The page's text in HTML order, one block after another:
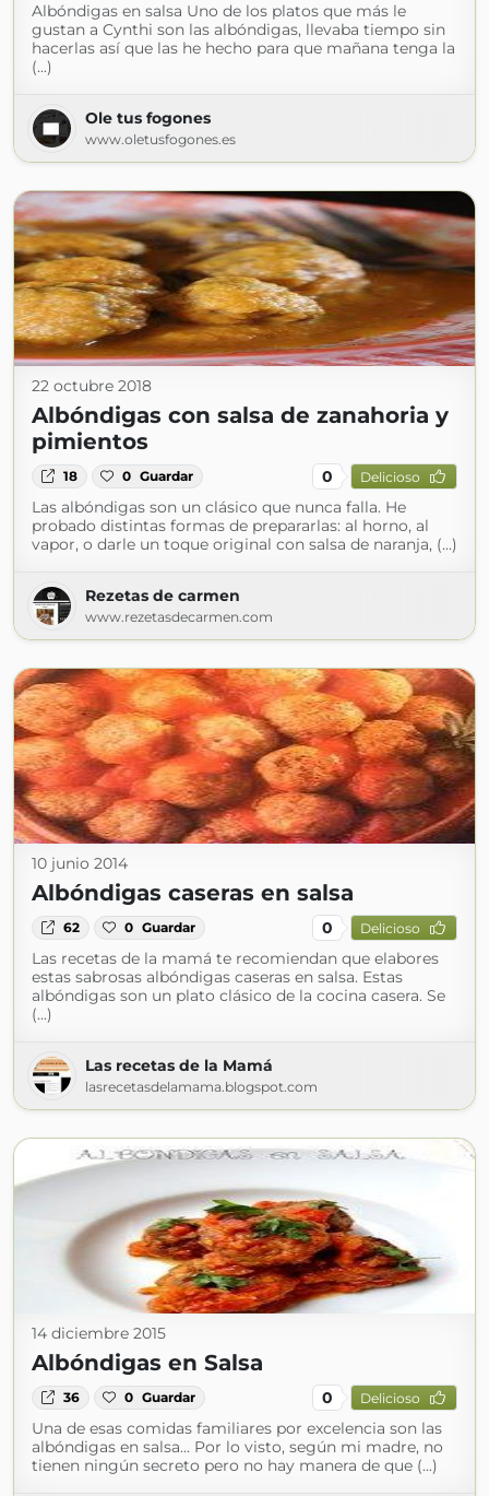
Albóndigas en salsa Uno de los platos que más le
gustan a Cynthi son las albóndigas, llevaba tiempo sin
hacerlas así que las he hecho para que mañana tenga la
(...)
Ole tus fogones
www.oletusfogones.es
22 octubre 2018
Albóndigas con salsa de zanahoria y
pimientos
18 0 Guardar 0 Delicioso
Las albóndigas son un clásico que nunca falla. He
probado distintas formas de prepararlas: al horno, al
vapor, o darle un toque original con salsa de naranja, (...)
Rezetas de carmen
www.rezetasdecarmen.com
10 junio 2014
Albóndigas caseras en salsa
62 0 Guardar 0 Delicioso
Las recetas de la mamá te recomiendan que elabores
estas sabrosas albóndigas caseras en salsa. Estas
albóndigas son un plato clásico de la cocina casera. Se
(...)
Las recetas de la Mamá
lasrecetasdelamama.blogspot.com
14 diciembre 2015
Albóndigas en Salsa
36 0 Guardar 0 Delicioso
Una de esas comidas familiares por excelencia son las
albóndigas en salsa... Por lo visto, según mi madre, no
tienen ningún secreto pero no hay manera de que (...)